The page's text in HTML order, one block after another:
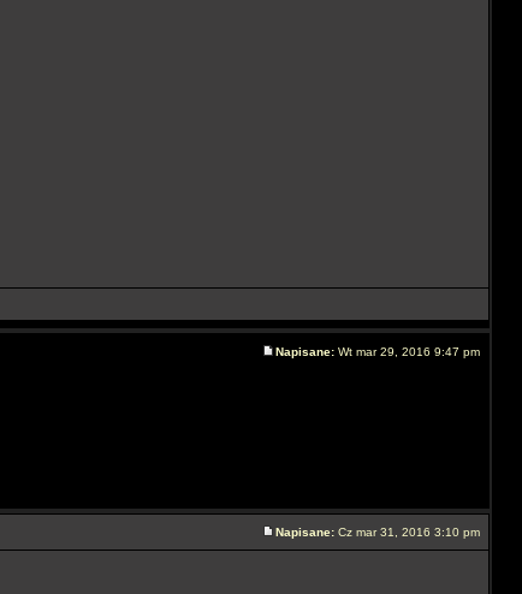
Napisane: Wt mar 29, 2016 9:47 pm
Napisane: Cz mar 31, 2016 3:10 pm